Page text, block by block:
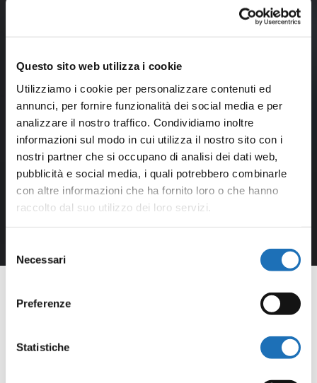
Questo sito web utilizza i cookie
Utilizziamo i cookie per personalizzare contenuti ed
annunci, per fornire funzionalità dei social media e per
analizzare il nostro traffico. Condividiamo inoltre
informazioni sul modo in cui utilizza il nostro sito con i
nostri partner che si occupano di analisi dei dati web,
pubblicità e social media, i quali potrebbero combinarle
con altre informazioni che ha fornito loro o che hanno
raccolto dal suo utilizzo dei loro servizi.
delNecessari
Preferenze
StatisticheOpere della